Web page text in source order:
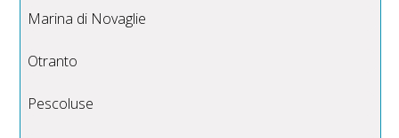
Marina di Novaglie
Otranto
Pescoluse